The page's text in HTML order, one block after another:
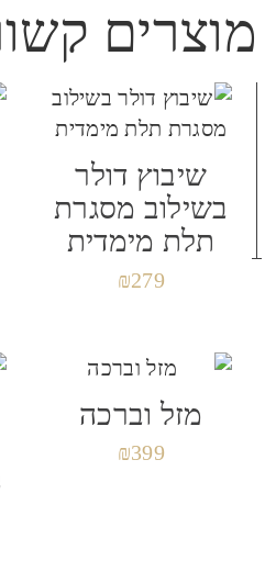
הביקורת שלך*
שם*
שמור בדפדפן זה את השם,
לפעם הבאה שאגיב.
מוצרים
שיבוץ דולר
בשילוב מסגרת
תלת מימדית
₪279
מזל וברכה
₪399